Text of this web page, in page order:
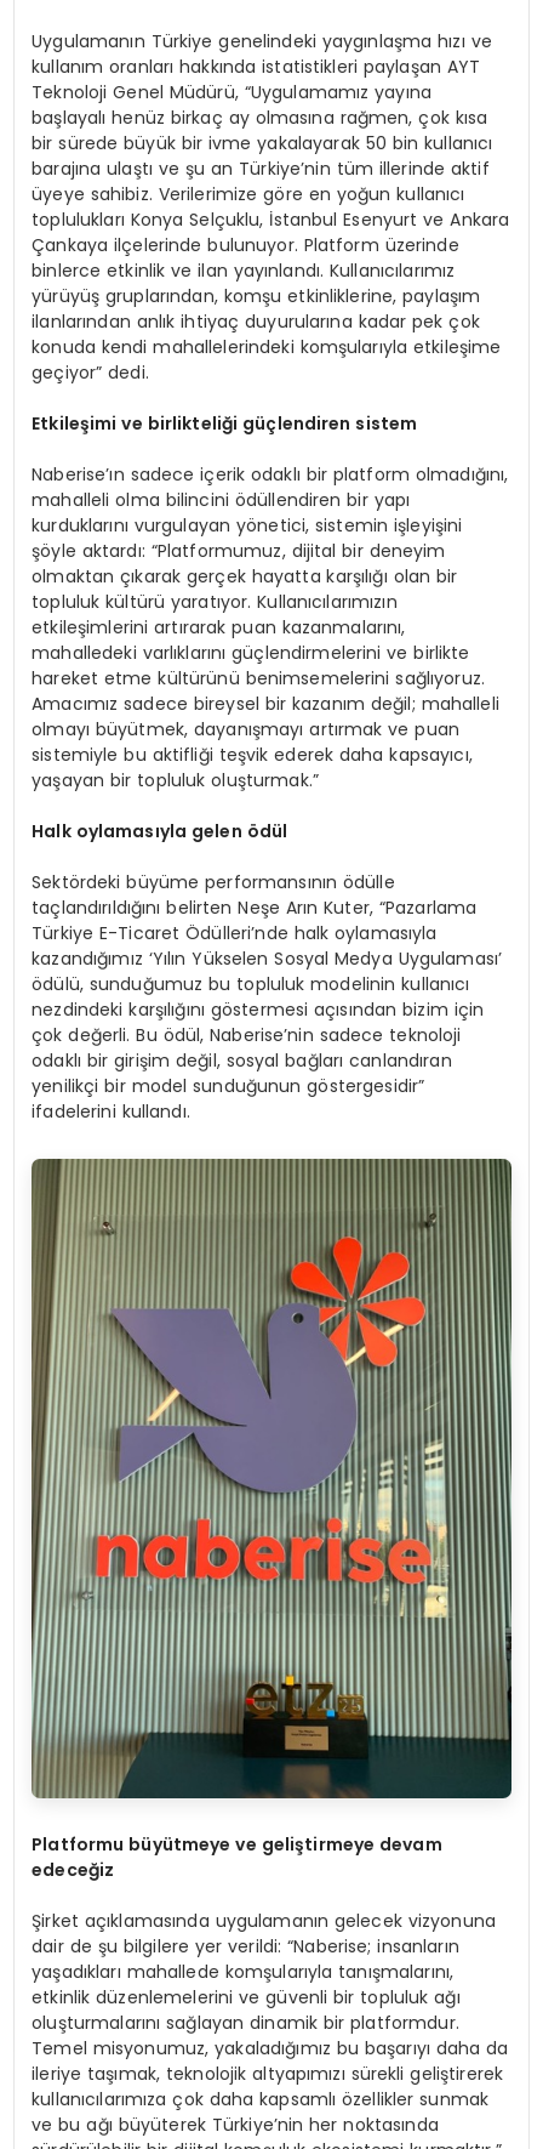
Uygulamanın Türkiye genelindeki yaygınlaşma hızı ve
kullanım oranları hakkında istatistikleri paylaşan AYT
Teknoloji Genel Müdürü, “Uygulamamız yayına
başlayalı henüz birkaç ay olmasına rağmen, çok kısa
bir sürede büyük bir ivme yakalayarak 50 bin kullanıcı
barajına ulaştı ve şu an Türkiye’nin tüm illerinde aktif
üyeye sahibiz. Verilerimize göre en yoğun kullanıcı
toplulukları Konya Selçuklu, İstanbul Esenyurt ve Ankara
Çankaya ilçelerinde bulunuyor. Platform üzerinde
binlerce etkinlik ve ilan yayınlandı. Kullanıcılarımız
yürüyüş gruplarından, komşu etkinliklerine, paylaşım
ilanlarından anlık ihtiyaç duyurularına kadar pek çok
konuda kendi mahallelerindeki komşularıyla etkileşime
geçiyor” dedi.
Etkileşimi ve birlikteliği güçlendiren sistem
Naberise’ın sadece içerik odaklı bir platform olmadığını,
mahalleli olma bilincini ödüllendiren bir yapı
kurduklarını vurgulayan yönetici, sistemin işleyişini
şöyle aktardı: “Platformumuz, dijital bir deneyim
olmaktan çıkarak gerçek hayatta karşılığı olan bir
topluluk kültürü yaratıyor. Kullanıcılarımızın
etkileşimlerini artırarak puan kazanmalarını,
mahalledeki varlıklarını güçlendirmelerini ve birlikte
hareket etme kültürünü benimsemelerini sağlıyoruz.
Amacımız sadece bireysel bir kazanım değil; mahalleli
olmayı büyütmek, dayanışmayı artırmak ve puan
sistemiyle bu aktifliği teşvik ederek daha kapsayıcı,
yaşayan bir topluluk oluşturmak.”
Halk oylamasıyla gelen ödül
Sektördeki büyüme performansının ödülle
taçlandırıldığını belirten Neşe Arın Kuter, “Pazarlama
Türkiye E-Ticaret Ödülleri’nde halk oylamasıyla
kazandığımız ‘Yılın Yükselen Sosyal Medya Uygulaması’
ödülü, sunduğumuz bu topluluk modelinin kullanıcı
nezdindeki karşılığını göstermesi açısından bizim için
çok değerli. Bu ödül, Naberise’nin sadece teknoloji
odaklı bir girişim değil, sosyal bağları canlandıran
yenilikçi bir model sunduğunun göstergesidir”
ifadelerini kullandı.
Platformu büyütmeye ve geliştirmeye devam
edeceğiz
Şirket açıklamasında uygulamanın gelecek vizyonuna
dair de şu bilgilere yer verildi: “Naberise; insanların
yaşadıkları mahallede komşularıyla tanışmalarını,
etkinlik düzenlemelerini ve güvenli bir topluluk ağı
oluşturmalarını sağlayan dinamik bir platformdur.
Temel misyonumuz, yakaladığımız bu başarıyı daha da
ileriye taşımak, teknolojik altyapımızı sürekli geliştirerek
kullanıcılarımıza çok daha kapsamlı özellikler sunmak
ve bu ağı büyüterek Türkiye’nin her noktasında